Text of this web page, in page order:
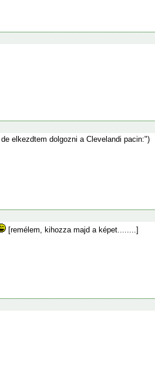
elkezdtem dolgozni a Clevelandi pacin:")
[remélem, kihozza majd a képet........]